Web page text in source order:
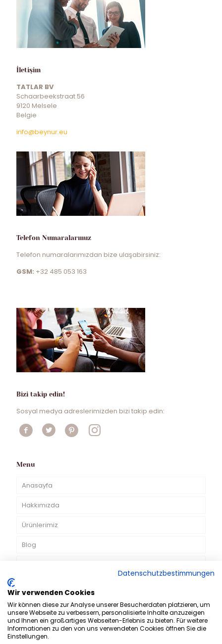
İletişim
TATLAR BV
Schaarbeekstraat 56
9120 Melsele
Belgie
info@beynur.eu
Telefon Numaralarımız
Telefon numaralarımızdan bize ulaşabirsiniz:
GSM: +32 485 053 163
Bizi takip edin!
Sosyal medya adreslerimizden bizi takip edin:
Menu
Anasayfa
Hakkımızda
Ürünlerimiz
Blog
TR
Datenschutzbestimmungen
Wir verwenden Cookies
Wir können diese zur Analyse unserer Besucherdaten platzieren, um
unsere Webseite zu verbessern, personalisierte Inhalte anzuzeigen
und Ihnen ein großartiges Webseiten-Erlebnis zu bieten. Für weitere
Informationen zu den von uns verwendeten Cookies öffnen Sie die
Einstellungen.